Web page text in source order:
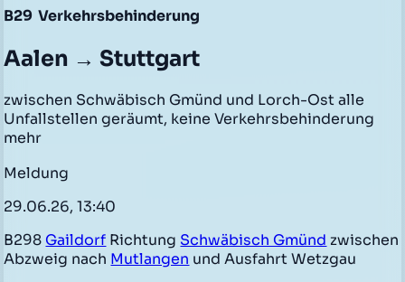
B29 Verkehrsbehinderung
Aalen → Stuttgart
zwischen Schwäbisch Gmünd und Lorch-Ost alle
Unfallstellen geräumt, keine Verkehrsbehinderung
mehr
Meldung
29.06.26, 13:40
B298 Gaildorf Richtung Schwäbisch Gmünd zwischen
Abzweig nach Mutlangen und Ausfahrt Wetzgau